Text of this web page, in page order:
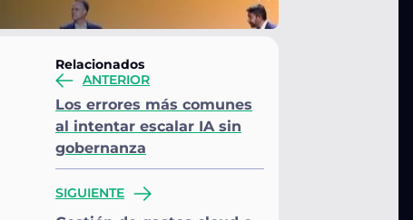
Relacionados
ANTERIOR
Los errores más comunes
al intentar escalar IA sin
gobernanza
SIGUIENTE